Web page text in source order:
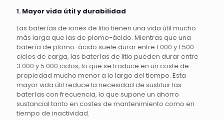
1. Mayor vida útil y durabilidad
Las baterías de iones de litio tienen una vida útil mucho
más larga que las de plomo-ácido. Mientras que una
batería de plomo-ácido suele durar entre 1.000 y 1.500
ciclos de carga, las baterías de litio pueden durar entre
3.000 y 5.000 ciclos, lo que se traduce en un coste de
propiedad mucho menor a lo largo del tiempo. Esta
mayor vida útil reduce la necesidad de sustituir las
baterías con frecuencia, lo que supone un ahorro
sustancial tanto en costes de mantenimiento como en
tiempo de inactividad.